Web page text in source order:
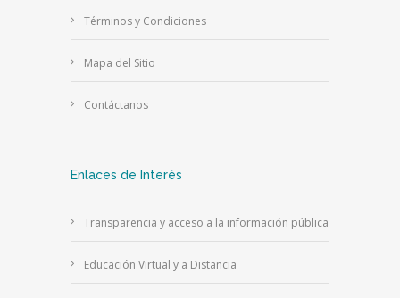
Términos y Condiciones
Mapa del Sitio
Contáctanos
Enlaces de Interés
Transparencia y acceso a la información pública
Educación Virtual y a Distancia